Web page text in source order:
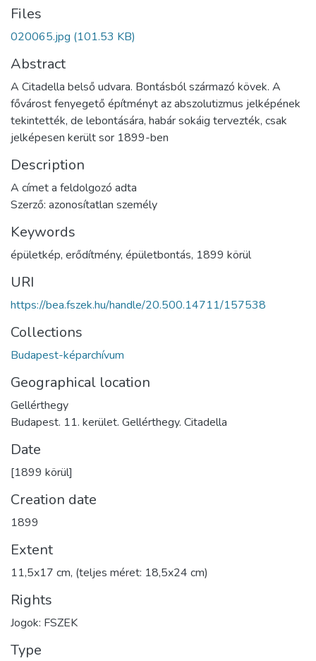
Files
020065.jpg (101.53 KB)
Abstract
A Citadella belső udvara. Bontásból származó kövek. A
fővárost fenyegető építményt az abszolutizmus jelképének
tekintették, de lebontására, habár sokáig tervezték, csak
jelképesen került sor 1899-ben
Description
A címet a feldolgozó adta
Szerző: azonosítatlan személy
Keywords
épületkép, erődítmény, épületbontás, 1899 körül
URI
https://bea.fszek.hu/handle/20.500.14711/157538
Collections
Budapest-képarchívum
Geographical location
Gellérthegy
Budapest. 11. kerület. Gellérthegy. Citadella
Date
[1899 körül]
Creation date
1899
Extent
11,5x17 cm, (teljes méret: 18,5x24 cm)
Rights
Jogok: FSZEK
Type